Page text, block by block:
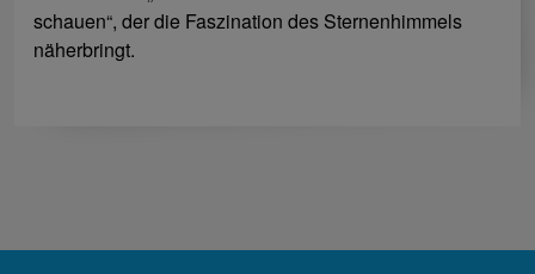
schauen“, der die Faszination des Sternenhimmels
näherbringt.